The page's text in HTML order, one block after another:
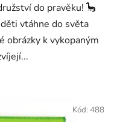
do pravěku! 🦕
vtáhne do světa
obrázky k vykopaným
Kód: 488